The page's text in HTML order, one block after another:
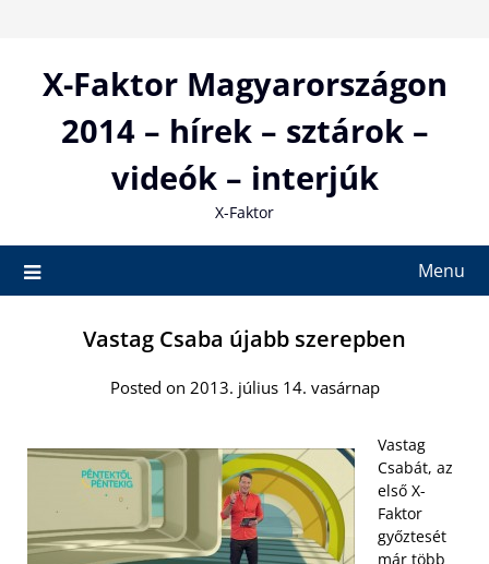
contentX-Faktor Magyarországon
2014 – hírek – sztárok –
videók – interjúk
X-Faktor
Menu
Vastag Csaba újabb szerepben
Posted on 2013. július 14. vasárnap
Vastag
Csabát, az
első X-
Faktor
győztesét
már több